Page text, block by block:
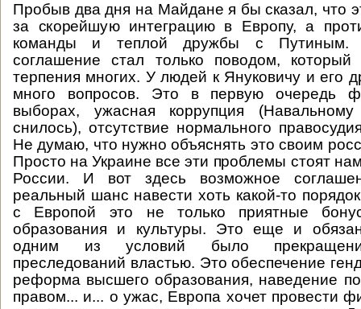
Пробыв два дня на Майдане я бы сказал, что
за скорейшую интеграцию в Европу, а
команды и теплой дружбы с Путиным.
соглашение стал только поводом,
терпения многих. У людей к Януковичу и его
много вопросов. Это в первую очередь
выборах, ужасная коррупция
снилось), отсутствие нормального
Не думаю, что нужно объяснять это своим
Просто на Украине все эти проблемы стоят
России. И вот здесь возможное
реальный шанс навести хоть какой-то
с Европой это не только приятные
образования и культуры. Это еще и
одним из условий было
преследований властью. Это обеспечение
реформа высшего образования, наведение
правом... и... о ужас, Европа хочет провести